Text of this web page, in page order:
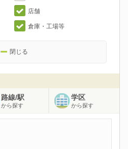
店舗
倉庫・工場等
閉じる
路線/駅
から探す
学区
から探す